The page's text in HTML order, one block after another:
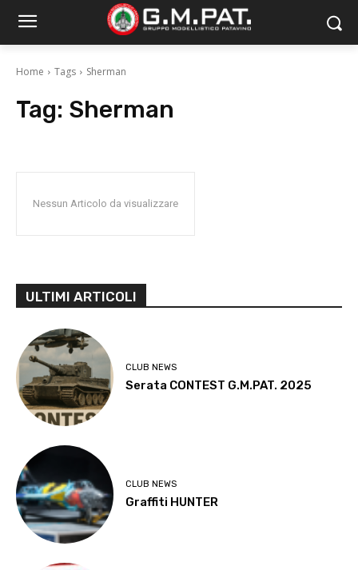
Home Tags Sherman
Tag: Sherman
Nessun Articolo da visualizzare
ULTIMI ARTICOLI
CLUB NEWS
Serata CONTEST G.M.PAT. 2025
CLUB NEWS
Graffiti HUNTER